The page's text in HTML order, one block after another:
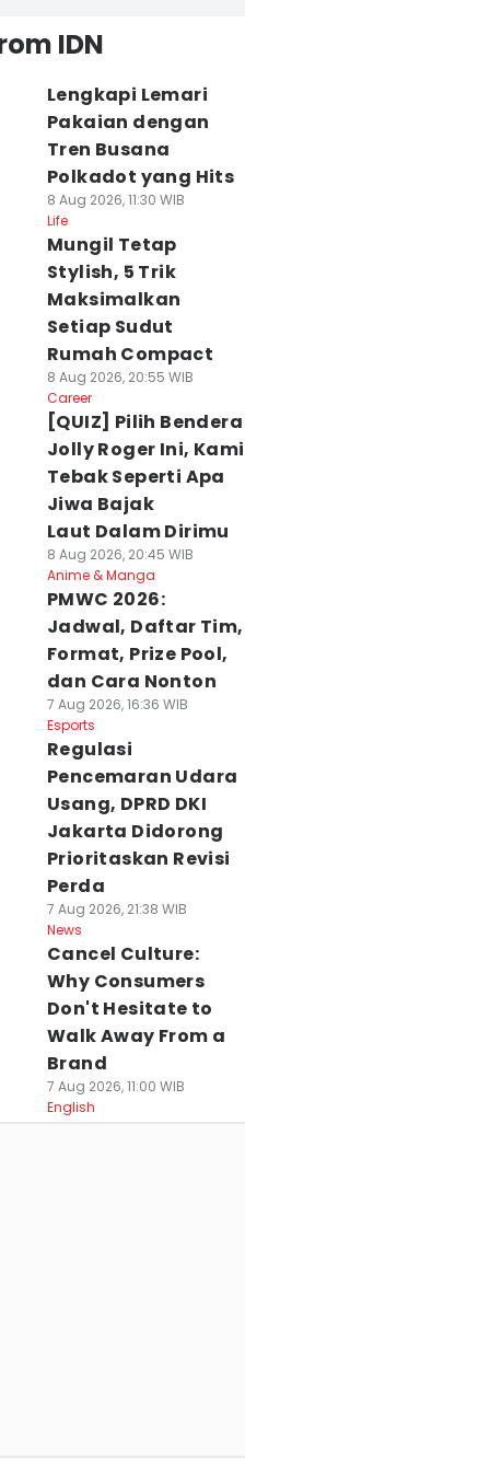
IDN
Lengkapi Lemari
Pakaian dengan
Tren Busana
Polkadot yang Hits
8 Aug 2026, 11:30 WIB
Life
Mungil Tetap
Stylish, 5 Trik
Maksimalkan
Setiap Sudut
Rumah Compact
8 Aug 2026, 20:55 WIB
Career
[QUIZ] Pilih Bendera
Jolly Roger Ini, Kami
Tebak Seperti Apa
Jiwa Bajak
Laut Dalam Dirimu
8 Aug 2026, 20:45 WIB
Anime & Manga
PMWC 2026:
Jadwal, Daftar Tim,
Format, Prize Pool,
dan Cara Nonton
7 Aug 2026, 16:36 WIB
Esports
Regulasi
Pencemaran Udara
Usang, DPRD DKI
Jakarta Didorong
Prioritaskan Revisi
Perda
7 Aug 2026, 21:38 WIB
News
Cancel Culture:
Why Consumers
Don't Hesitate to
Walk Away From a
Brand
7 Aug 2026, 11:00 WIB
English